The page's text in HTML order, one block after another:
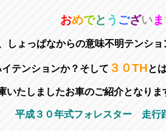
059-331-
東京都世田谷区若林5-
おめでと う ございま
しょっぱなからの意味不明テンシ
テンションか？そして ３０THと
いたしましたお車のご紹介となり
平成３０年式フォレスター 走行